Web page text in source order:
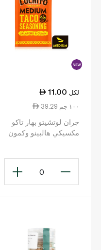
11.00 لكل
39.29 ١٠٠ جم
جران لوتشيتو بهار تاكو
مكسيكي هالبينو وكمون
0